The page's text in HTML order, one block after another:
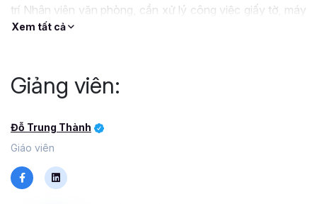
trí Nhân viên văn phòng, cần xử lý công việc giấy tờ, máy
tính, thuyết trình...
không chỉ bởi sự đa dụng phổ biến của Word mà hơn hết
là những tính năng, công cụ trong Word luôn được cập
bạn cần nắm vững để xử lý mọi vấn đề liên quan.
5% các tính năng có sẵn của nó, điều này dẫn đến việc
khai thác sức mạnh tiềm năng bị hạn chế rất nhiều, hiệu
Xem tất cả
Giảng viên:
Đỗ Trung Thành
Giáo viên